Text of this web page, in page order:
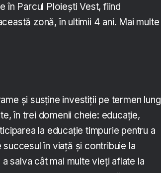
în Parcul Ploiești Vest, fiind
zonă, în ultimii 4 ani. Mai multe
și susține investiții pe termen lung
în trei domenii cheie: educație,
la educație timpurie pentru a
în viață și contribuie la
salva cât mai multe vieți aflate la